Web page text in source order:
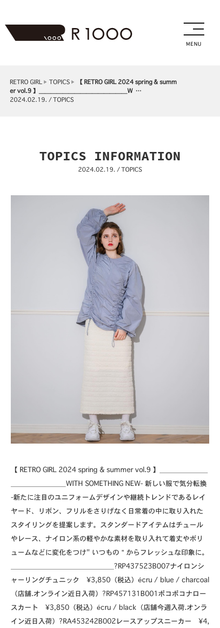
MENU
RETRO GIRL TOPICS
⁡【 RETRO GIRL 2024 spring & summ
er vol.9 】⁡＿＿＿＿＿＿＿＿＿＿＿＿＿＿＿⁡W …
2024.02.19. / TOPICS
TOPICS INFORMATION
2024.02.19. / TOPICS
⁡【 RETRO GIRL 2024 spring & summer vol.9 】⁡＿＿＿＿＿＿＿
＿＿＿＿＿＿＿＿⁡WITH SOMETHING NEW- 新しい服で気分転換
-⁡⁡新たに注目のユニフォームデザインや継続トレンドであるレイ
ヤード、リボン、フリルをさりげなく日常着の中に取り入れた
スタイリングを提案します。⁡スタンダードアイテムはチュール
やレース、ナイロン系の軽やかな素材を取り入れて着丈やボリ
ュームなどに変化をつけ" いつもの＂からフレッシュな印象に。⁡
＿＿＿＿＿＿＿＿＿＿＿＿＿＿＿⁡⁡?️RP437523B007ナイロンシ
ャーリングチュニック ¥3,850（税込）écru / blue / charcoal
（店舗.オンライン近日入荷）⁡⁡?️RP457131B001ポコポコナロー
スカート ¥3,850（税込）écru / black（店舗今週入荷.オンラ
イン近日入荷）⁡⁡?️RA453242B002レースアップスニーカー ¥4,